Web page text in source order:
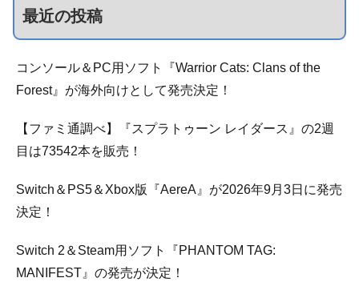
最近の投稿
コンソール＆PC用ソフト『Warrior Cats: Clans of the
Forest』が海外向けとして発売決定！
【ファミ通調べ】『スプラトゥーン レイダース』の2週
目は73542本を販売！
Switch＆PS5＆Xbox版『AereA』が2026年9月3日に発売
決定！
Switch 2＆Steam用ソフト『PHANTOM TAG:
MANIFEST』の発売が決定！